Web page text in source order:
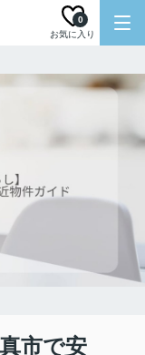
お気に入り
0
市で安